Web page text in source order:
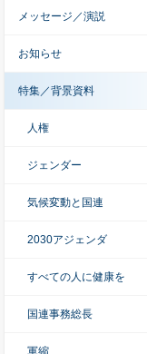
メッセージ／演説
お知らせ
特集／背景資料
人権
ジェンダー
気候変動と国連
2030アジェンダ
すべての人に健康を
国連事務総長
軍縮